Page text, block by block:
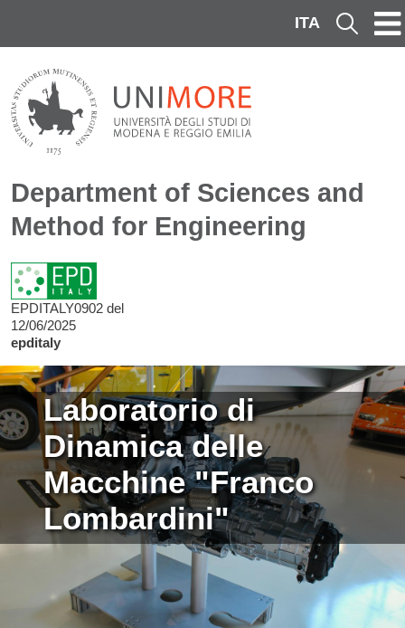
ITA Cerca
Department of Sciences and
Method for Engineering
EPDITALY0902 del
12/06/2025
epditaly
Image
Laboratorio di
Dinamica delle
Macchine "Franco
Lombardini"